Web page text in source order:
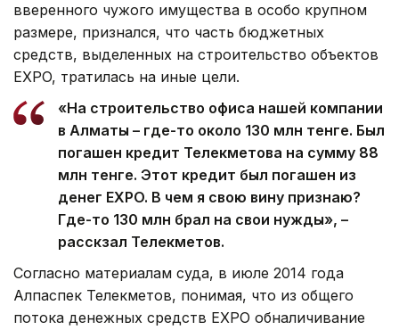
вверенного чужого имущества в особо крупном
размере, признался, что часть бюджетных
средств, выделенных на строительство объектов
EXPO, тратилась на иные цели.
«На строительство офиса нашей компании
в Алматы – где-то около 130 млн тенге. Был
погашен кредит Телекметова на сумму 88
млн тенге. Этот кредит был погашен из
денег EXPO. В чем я свою вину признаю?
Где-то 130 млн брал на свои нужды», –
расскзал Телекметов.
Согласно материалам суда, в июле 2014 года
Алпаспек Телекметов, понимая, что из общего
потока денежных средств EXPO обналичивание